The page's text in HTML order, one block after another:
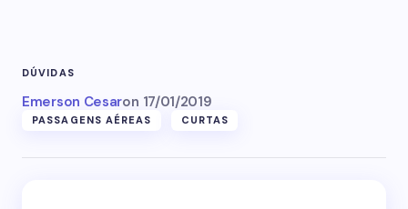
DÚVIDAS
Emerson Cesaron 17/01/2019
PASSAGENS AÉREAS CURTAS